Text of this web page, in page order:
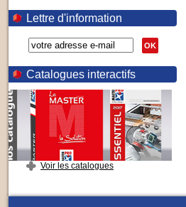
Lettre d'information
OK
Catalogues interactifs
Voir les catalogues